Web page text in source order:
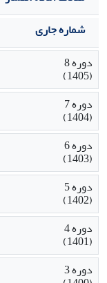
شماره جاری
دوره 8
(1405)
دوره 7
(1404)
دوره 6
(1403)
دوره 5
(1402)
دوره 4
(1401)
دوره 3